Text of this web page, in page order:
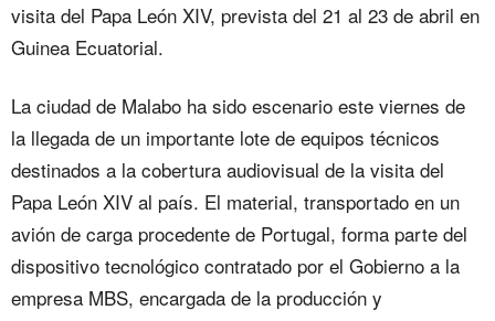
visita del Papa León XIV, prevista del 21 al 23 de abril en
Guinea Ecuatorial.
La ciudad de Malabo ha sido escenario este viernes de
la llegada de un importante lote de equipos técnicos
destinados a la cobertura audiovisual de la visita del
Papa León XIV al país. El material, transportado en un
avión de carga procedente de Portugal, forma parte del
dispositivo tecnológico contratado por el Gobierno a la
empresa MBS, encargada de la producción y